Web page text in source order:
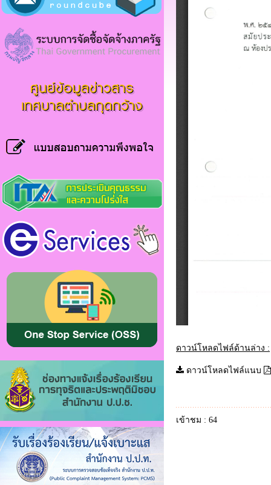
ศูนย์ข้อมูลข่าวสาร
เทศบาลตำบลกุดกว้าง
ดาวน์โหลดไฟล์ด้านล่าง :
ดาวน์โหลดไฟล์แนบ
เข้าชม : 64